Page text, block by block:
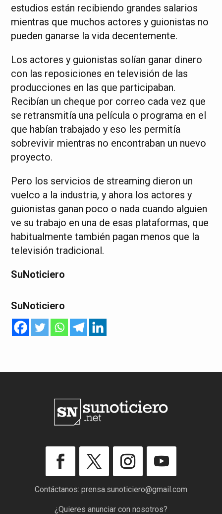
estudios están recibiendo grandes salarios
mientras que muchos actores y guionistas no
pueden ganarse la vida decentemente.
Los actores y guionistas solían ganar dinero
con las reposiciones en televisión de las
producciones en las que participaban.
Recibían un cheque por correo cada vez que
se retransmitía una película o programa en el
que habían trabajado y eso les permitía
sobrevivir mientras no encontraban un nuevo
proyecto.
Pero los servicios de streaming dieron un
vuelco a la industria, y ahora los actores y
guionistas ganan poco o nada cuando alguien
ve su trabajo en una de esas plataformas, que
habitualmente también pagan menos que la
televisión tradicional.
SuNoticiero
SuNoticiero
Contáctanos: prensa.sunoticiero@gmail.com
¿Quieres anunciar con nosotros?